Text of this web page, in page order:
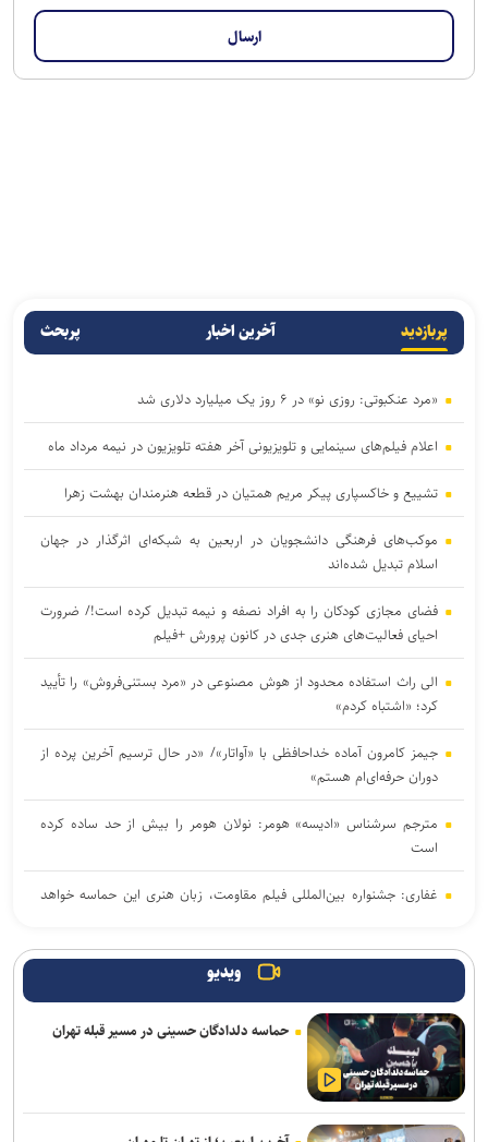
پربازدید آخرین اخبار پربحث
«مرد عنکبوتی: روزی نو» در ۶ روز یک میلیارد دلاری شد
اعلام فیلم‌های سینمایی و تلویزیونی آخر هفته تلویزیون در نیمه مرداد ماه
تشییع و خاکسپاری پیکر مریم همتیان در قطعه هنرمندان بهشت زهرا
موکب‌های فرهنگی دانشجویان در اربعین به شبکه‌ای اثرگذار در جهان
اسلام تبدیل شده‌اند
فضای مجازی کودکان را به افراد نصفه و نیمه تبدیل کرده است!/ ضرورت
احیای فعالیت‌های هنری جدی در کانون پرورش +فیلم
الی راث استفاده محدود از هوش مصنوعی در «مرد بستنی‌فروش» را تأیید
کرد؛ «اشتباه کردم»
جیمز کامرون آماده خداحافظی با «آواتار»/ «در حال ترسیم آخرین پرده از
دوران حرفه‌ای‌ام هستم»
مترجم سرشناس «ادیسه» هومر: نولان هومر را بیش از حد ساده کرده
است
غفاری: جشنواره بین‌المللی فیلم مقاومت، زبان هنری این حماسه خواهد
برگزاری دوره «آشنایی با فیلمسازی» در انجمن سینمای جوانان ایران
درخشش «مرد آرام» در جشنواره ایماگو ایتالیا
بازار شعر
فعالان اربعین از جهان در کربلا گرد هم آمدند/ اهدای تکه فرش حرم
ویدیو
حماسه دلدادگان حسینی در مسیر قبله تهران